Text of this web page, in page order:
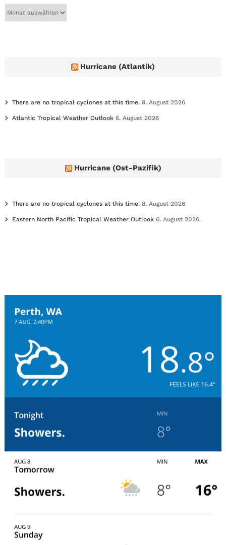
Hurricane (Atlantik)
There are no tropical cyclones at this time. 8. August 2026
Atlantic Tropical Weather Outlook 6. August 2026
Hurricane (Ost-Pazifik)
There are no tropical cyclones at this time. 8. August 2026
Eastern North Pacific Tropical Weather Outlook 6. August 2026